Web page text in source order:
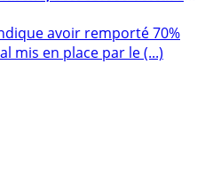
soit 35.000 voitures
mis en place par le (...)